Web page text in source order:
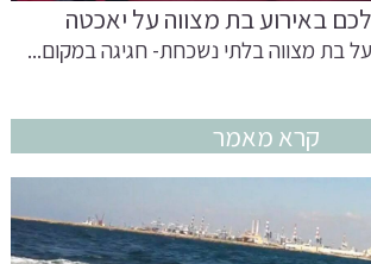
באירוע בת מצווה על יאכטה
בת מצווה בלתי נשכחת- חגיגה במקום...
קרא מאמר